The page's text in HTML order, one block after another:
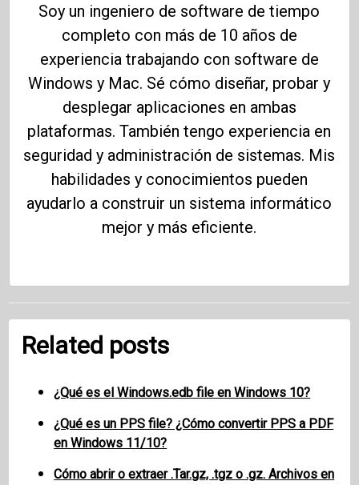
Soy un ingeniero de software de tiempo
completo con más de 10 años de
experiencia trabajando con software de
Windows y Mac. Sé cómo diseñar, probar y
desplegar aplicaciones en ambas
plataformas. También tengo experiencia en
seguridad y administración de sistemas. Mis
habilidades y conocimientos pueden
ayudarlo a construir un sistema informático
mejor y más eficiente.
Related posts
¿Qué es el Windows.edb file en Windows 10?
¿Qué es un PPS file? ¿Cómo convertir PPS a PDF
en Windows 11/10?
Cómo abrir o extraer .Tar.gz, .tgz o .gz. Archivos en